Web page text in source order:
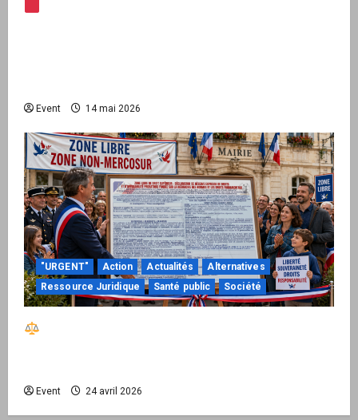
Event 14 mai 2026
"URGENT" Action Actualités
Alternatives
Ressource Juridique
Santé public Société
Event 24 avril 2026